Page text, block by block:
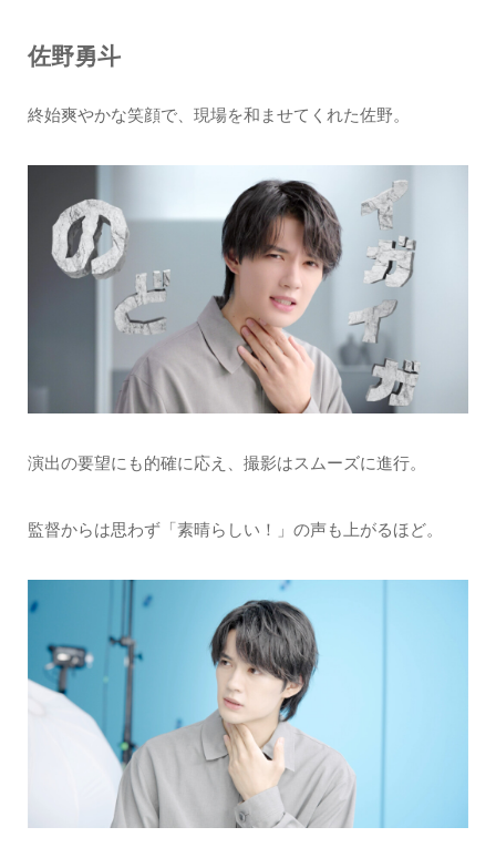
佐野勇斗
終始爽やかな笑顔で、現場を和ませてくれた佐野。
演出の要望にも的確に応え、撮影はスムーズに進行。
監督からは思わず「素晴らしい！」の声も上がるほど。